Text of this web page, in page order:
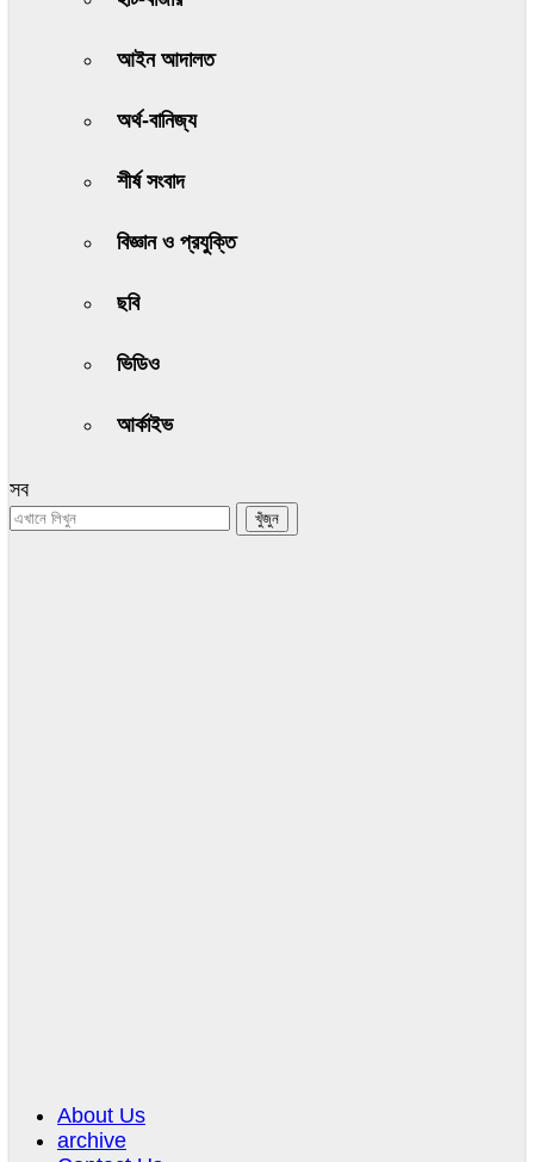
আইন আদালত
অর্থ-বানিজ্য
শীর্ষ সংবাদ
বিজ্ঞান ও প্রযুক্তি
ছবি
ভিডিও
আর্কাইভ
সব
About Us
archive